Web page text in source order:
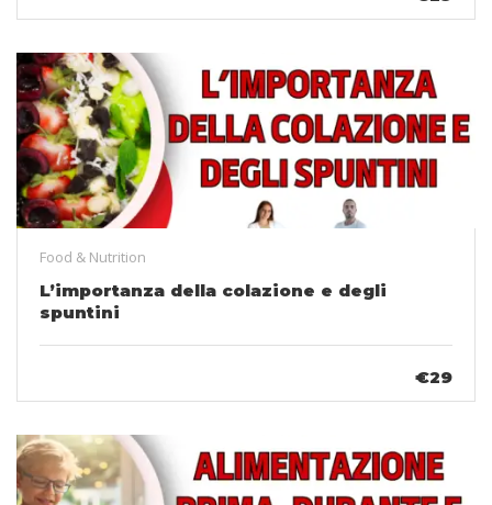
Food & Nutrition
L’importanza della colazione e degli
spuntini
€29